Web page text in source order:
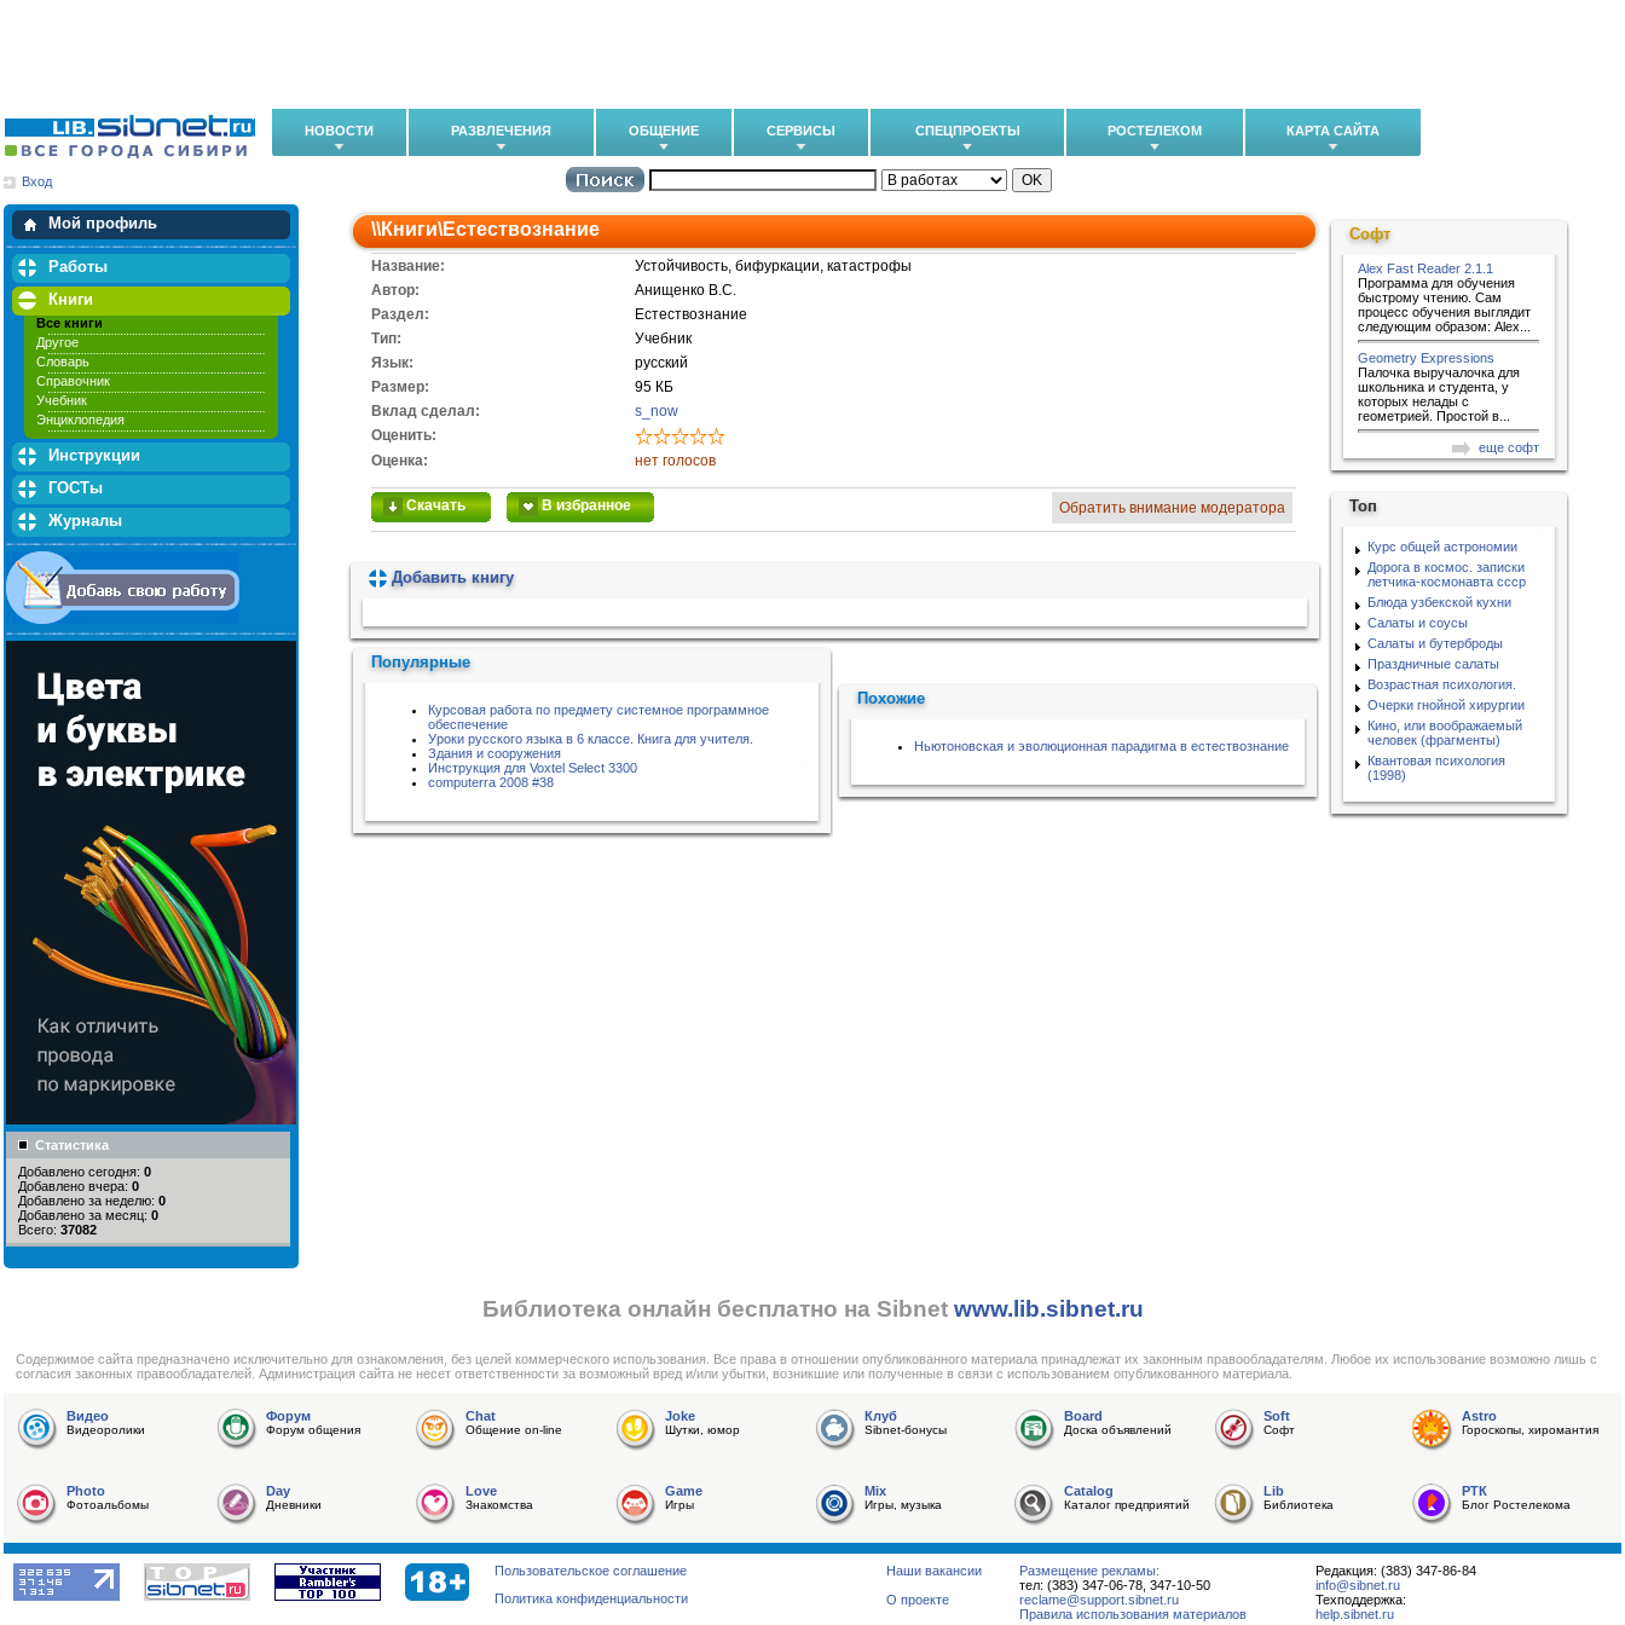
НОВОСТИ РАЗВЛЕЧЕНИЯ ОБЩЕНИЕ СЕРВИСЫ СПЕЦПРОЕКТЫ РОСТЕЛЕКОМ КАРТА САЙТА
Вход
Мой профиль
Мои закладки
Работы
Книги
Все книги
Другое
Словарь
Справочник
Учебник
Энциклопедия
Инструкции
ГОСТы
Журналы
Статистика
Добавлено сегодня: 0
Добавлено вчера: 0
Добавлено за неделю: 0
Добавлено за месяц: 0
Всего: 37082
\\Книги\Естествознание
Название:
Устойчивость, бифуркации, катастрофы
Автор:
Анищенко В.С.
Раздел:
Естествознание
Тип:
Учебник
Язык:
русский
Размер:
95 КБ
Вклад сделал:
s_now
Оценить:
Оценка:
нет голосов
Скачать В избранное Обратить внимание модератора
Добавить книгу
Популярные
Курсовая работа по предмету системное программное
обеспечение
Уроки русского языка в 6 классе. Книга для учителя.
Здания и сооружения
Инструкция для Voxtel Select 3300
computerra 2008 #38
Похожие
Ньютоновская и эволюционная парадигма в естествознание
Софт
Alex Fast Reader 2.1.1
Программа для обучения
быстрому чтению. Сам
процесс обучения выглядит
следующим образом: Alex...
Geometry Expressions
Палочка выручалочка для
школьника и студента, у
которых нелады с
геометрией. Простой в...
еще софт
Топ
Курс общей астрономии
Дорога в космос. записки
летчика-космонавта ссср
Блюда узбекской кухни
Салаты и соусы
Салаты и бутерброды
Праздничные салаты
Возрастная психология.
Очерки гнойной хирургии
Кино, или воображаемый
человек (фрагменты)
Квантовая психология
(1998)
Библиотека онлайн бесплатно на Sibnet www.lib.sibnet.ru
Cодержимое сайта предназначено исключительно для ознакомления, без целей коммерческого использования. Все права в отношении опубликованного материала принадлежат их законным правообладателям. Любое их использование возможно лишь с
согласия законных правообладателей. Администрация сайта не несет ответственности за возможный вред и/или убытки, возникшие или полученные в связи с использованием опубликованного материала.
Видео
Видеоролики
Форум
Форум общения
Chat
Общение on-line
Joke
Шутки, юмор
Клуб
Sibnet-бонусы
Board
Доска объявлений
Soft
Софт
Astro
Гороскопы, хиромантия
Photo
Фотоальбомы
Day
Дневники
Love
Знакомства
Game
Игры
Mix
Игры, музыка
Catalog
Каталог предприятий
Lib
Библиотека
РТК
Блог Ростелекома
Редакция: (383) 347-86-84
info@sibnet.ru
Техподдержка:
help.sibnet.ru
Размещение рекламы:
тел: (383) 347-06-78, 347-10-50
reclame@support.sibnet.ru
Правила использования материалов
Наши вакансии
О проекте
Пользовательское соглашение
Политика конфиденциальности